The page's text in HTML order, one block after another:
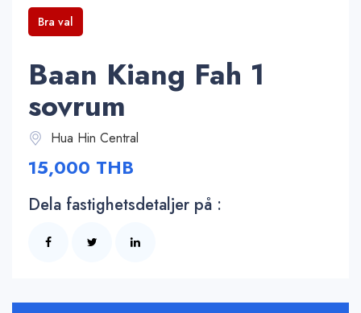
Bra val
Baan Kiang Fah 1
sovrum
Hua Hin Central
15,000 THB
Dela fastighetsdetaljer på :